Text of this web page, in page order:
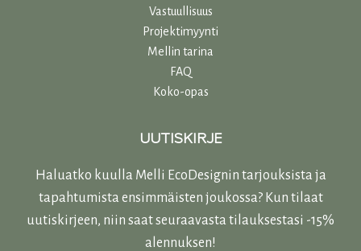
Vastuullisuus
Projektimyynti
Mellin tarina
FAQ
Koko-opas
UUTISKIRJE
Haluatko kuulla Melli EcoDesignin tarjouksista ja
tapahtumista ensimmäisten joukossa? Kun tilaat
uutiskirjeen, niin saat seuraavasta tilauksestasi -15%
alennuksen!